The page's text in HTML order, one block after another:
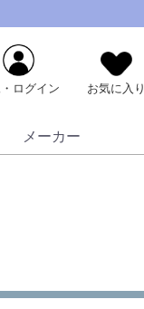
ログイン お気に入り
メーカー